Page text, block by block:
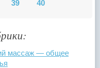
39 40
массаж — общее